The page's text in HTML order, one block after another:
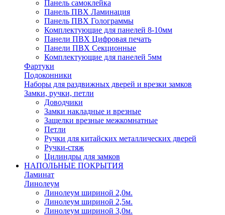
Панель самоклейка
Панель ПВХ Ламинация
Панель ПВХ Голограммы
Комплектующие для панелей 8-10мм
Панели ПВХ Цифровая печать
Панели ПВХ Секционные
Комплектующие для панелей 5мм
Фартуки
Подоконники
Наборы для раздвижных дверей и врезки замков
Замки, ручки, петли
Доводчики
Замки накладные и врезные
Защелки врезные межкомнатные
Петли
Ручки для китайских металлических дверей
Ручки-стяж
Цилиндры для замков
НАПОЛЬНЫЕ ПОКРЫТИЯ
Ламинат
Линолеум
Линолеум шириной 2,0м.
Линолеум шириной 2,5м.
Линолеум шириной 3,0м.